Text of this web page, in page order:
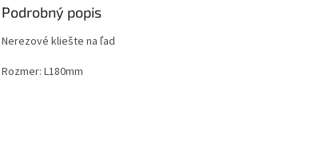
Podrobný popis
Nerezové kliešte na ľad
Rozmer: L180mm